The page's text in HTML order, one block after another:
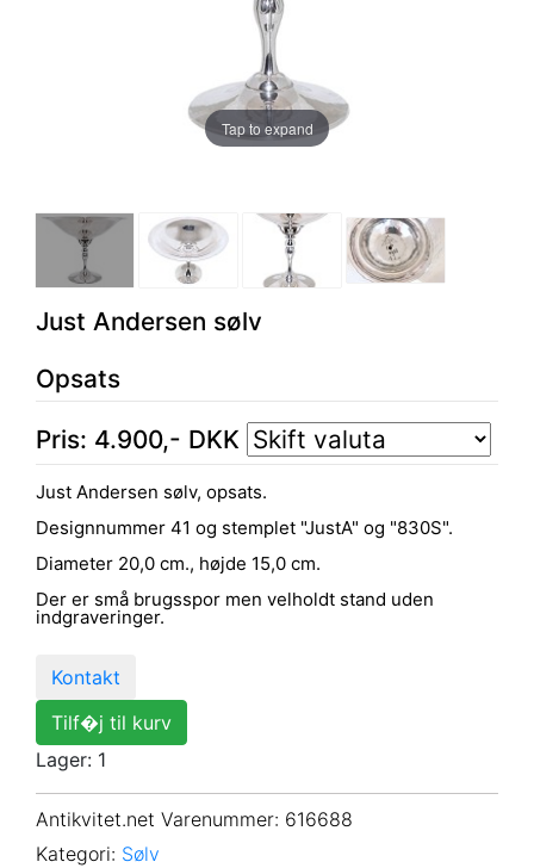
Tap to expand
Just Andersen sølv
Opsats
Pris: 4.900,- DKK
Just Andersen sølv, opsats.
Designnummer 41 og stemplet "JustA" og "830S".
Diameter 20,0 cm., højde 15,0 cm.
Der er små brugsspor men velholdt stand uden
indgraveringer.
Kontakt
Tilf�j til kurv
Lager: 1
Antikvitet.net Varenummer: 616688
Kategori: Sølv